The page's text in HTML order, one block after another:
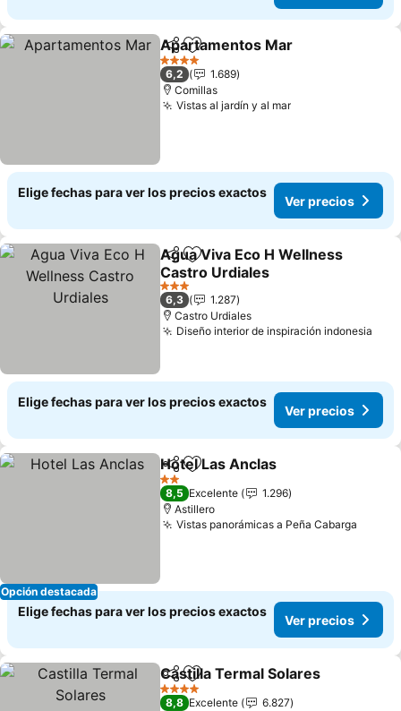
CompartirAgregar a favoritos
Apartamentos Mar
4 Estrellas
6,2
1.689
Comillas
Vistas al jardín y al mar
Elige fechas para ver los precios exactos
Ver precios
CompartirAgregar a favoritos
Agua Viva Eco H Wellness
Castro Urdiales
3 Estrellas
6,3
1.287
Castro Urdiales
Diseño interior de inspiración indonesia
Elige fechas para ver los precios exactos
Ver precios
Opción destacada
CompartirAgregar a favoritos
Hotel Las Anclas
2 Estrellas
8,5 Excelente
1.296
Astillero
Vistas panorámicas a Peña Cabarga
Elige fechas para ver los precios exactos
Ver precios
CompartirAgregar a favoritos
Castilla Termal Solares
4 Estrellas
8,8 Excelente
6.827